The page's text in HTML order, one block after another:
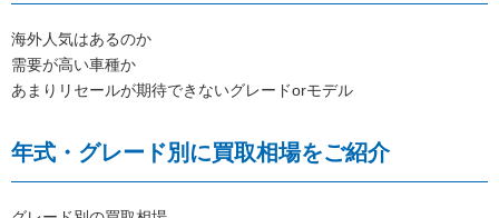
海外人気はあるのか
需要が高い車種か
あまりリセールが期待できないグレードorモデル
年式・グレード別に買取相場をご紹介